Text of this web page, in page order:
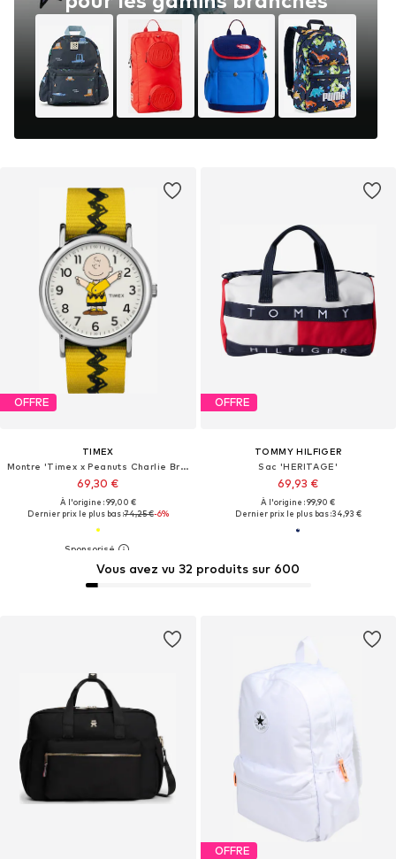
OFFRE
TIMEX
Montre 'Timex x Peanuts Charlie Brown'
69,30 €
À l'origine : 99,00 €
Dernier prix le plus bas :74,25 €-6%
OFFRE
TOMMY HILFIGER
Sac 'HERITAGE'
69,93 €
À l'origine : 99,90 €
Dernier prix le plus bas :34,93 €
OFFRE
Vous avez vu 32 produits sur 600